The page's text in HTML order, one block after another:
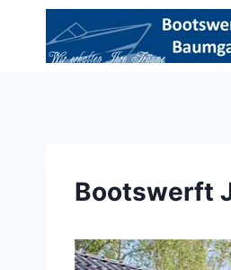
springen
Bootswerft